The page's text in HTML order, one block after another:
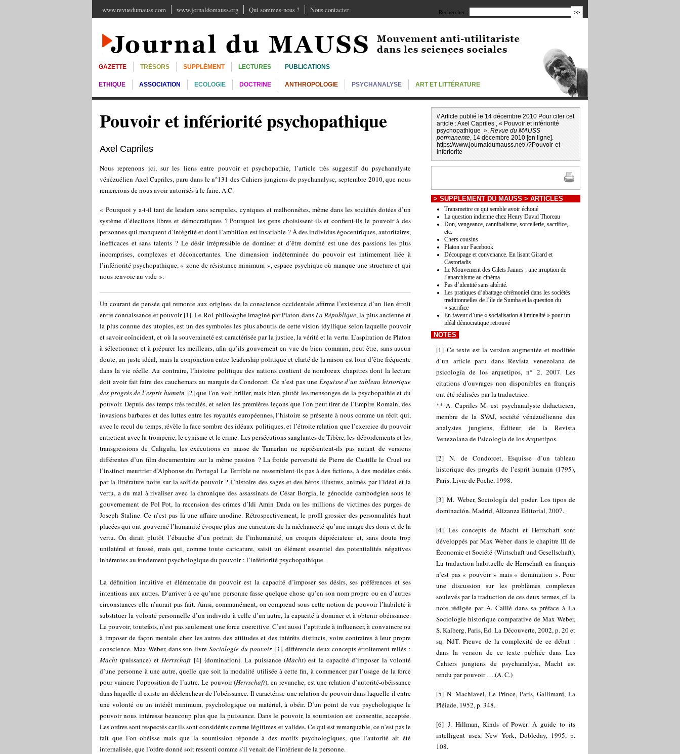
www.revuedumauss.com www.jornaldomauss.org Qui sommes-nous ? Nous contacter Rechercher :
GAZETTE TRÉSORS SUPPLÉMENT LECTURES PUBLICATIONS
ETHIQUE ASSOCIATION ECOLOGIE DOCTRINE ANTHROPOLOGIE PSYCHANALYSE ART ET LITTÉRATURE
Pouvoir et infériorité psychopathique
Axel Capriles
Nous reprenons ici, sur les liens entre pouvoir et psychopathie, l’article très suggestif du psychanalyste
vénézuélien Axel Capriles, paru dans le n°131 des Cahiers jungiens de psychanalyse, septembre 2010, que nous
remercions de nous avoir autorisés à le faire. A.C.
« Pourquoi y a-t-il tant de leaders sans scrupules, cyniques et malhonnêtes, même dans les sociétés dotées d’un
système d’élections libres et démocratiques ? Pourquoi les gens choisissent-ils et confient-ils le pouvoir à des
personnes qui manquent d’intégrité et dont l’ambition est insatiable ? À des individus égocentriques, autoritaires,
inefficaces et sans talents ? Le désir irrépressible de dominer et d’être dominé est une des passions les plus
incomprises, complexes et déconcertantes. Une dimension indéterminée du pouvoir est intimement liée à
l’infériorité psychopathique, « zone de résistance minimum », espace psychique où manque une structure et qui
nous renvoie au vide ».
Un courant de pensée qui remonte aux origines de la conscience occidentale affirme l’existence d’un lien étroit
entre connaissance et pouvoir[1]. Le Roi-philosophe imaginé par Platon dansLa République, la plus ancienne et
la plus connue des utopies, est un des symboles les plus aboutis de cette vision idyllique selon laquelle pouvoir
et savoir coïncident, et où la souveraineté est caractérisée par la justice, la vérité et la vertu. L’aspiration de Platon
à sélectionner et à préparer les meilleurs, afin qu’ils gouvernent en vue du bien commun, peut être, sans aucun
doute, un juste idéal, mais la conjonction entre leadership politique et clarté de la raison est loin d’être fréquente
dans la vie réelle. Au contraire, l’histoire politique des nations contient de nombreux chapitres dont la lecture
doit avoir fait faire des cauchemars au marquis de Condorcet. Ce n’est pas une Esquisse d’un tableau historique
des progrès de l’esprit humain [2]que l’on voit briller, mais bien plutôt les mensonges de la psychopathie et du
pouvoir. Depuis des temps très reculés, et selon les premières leçons que l’on peut tirer de l’Empire Romain, des
invasions barbares et des luttes entre les royautés européennes, l’histoire se présente à nous comme un récit qui,
avec le recul du temps, révèle la face sombre des idéaux politiques, et l’étroite relation que l’exercice du pouvoir
entretient avec la tromperie, le cynisme et le crime. Les persécutions sanglantes de Tibère, les débordements et les
transgressions de Caligula, les exécutions en masse de Tamerlan ne représentent-ils pas autant de versions
différentes d’un film documentaire sur la même passion ? La froide perversité de Pierre de Castille le Cruel ou
l’instinct meurtrier d’Alphonse du Portugal Le Terrible ne ressemblent-ils pas à des fictions, à des modèles créés
par la littérature noire sur la soif de pouvoir ? L’histoire des sages et des héros illustres, animés par l’idéal et la
vertu, a du mal à rivaliser avec la chronique des assassinats de César Borgia, le génocide cambodgien sous le
gouvernement de Pol Pot, la recension des crimes d’Idi Amin Dada ou les millions de victimes des purges de
Joseph Staline. Ce n’est pas là une affaire anodine. Rétrospectivement, le profil grossier des personnalités haut
placées qui ont gouverné l’humanité évoque plus une caricature de la méchanceté qu’une image des dons et de la
vertu. On dirait plutôt l’ébauche d’un portrait de l’inhumanité, un croquis dépréciateur et, sans doute trop
unilatéral et faussé, mais qui, comme toute caricature, saisit un élément essentiel des potentialités négatives
inhérentes au fondement psychologique du pouvoir : l’infériorité psychopathique.
La définition intuitive et élémentaire du pouvoir est la capacité d’imposer ses désirs, ses préférences et ses
intentions aux autres. D’arriver à ce qu’une personne fasse quelque chose qu’en son nom propre ou en d’autres
circonstances elle n’aurait pas fait. Ainsi, communément, on comprend sous cette notion de pouvoir l’habileté à
substituer la volonté personnelle d’un individu à celle d’un autre, la capacité à dominer et à obtenir obéissance.
Le pouvoir, toutefois, n’est pas seulement une force coercitive. C’est aussi l’aptitude à influencer, à convaincre ou
à imposer de façon mentale chez les autres des attitudes et des intérêts distincts, voire contraires à leur propre
conscience. Max Weber, dans son livreSociologie du pouvoir[3], différencie deux concepts étroitement reliés :
Macht (puissance) etHerrschaft [4] (domination). La puissance (Macht) est la capacité d’imposer la volonté
d’une personne à une autre, quelle que soit la modalité utilisée à cette fin, à commencer par l’usage de la force
pour vaincre l’opposition de l’autre. Le pouvoir (Herrschaft), en revanche, est une relation d’autorité-obéissance
dans laquelle il existe un déclencheur de l’obéissance. Il caractérise une relation de pouvoir dans laquelle il entre
une volonté ou un intérêt minimum, psychologique ou matériel, à obéir. D’un point de vue psychologique le
pouvoir nous intéresse beaucoup plus que la puissance. Dans le pouvoir, la soumission est consentie, acceptée.
Les ordres sont respectés car ils sont considérés comme légitimes et valides. Ce qui est remarquable, ce n’est pas le
fait que l’on obéisse mais que la soumission réponde à des motifs psychologiques, que l’autorité ait été
internalisée, que l’ordre donné soit ressenti comme s’il venait de l’intérieur de la personne.
// Article publié le 14 décembre 2010 Pour citer cet
article :Axel Capriles , « Pouvoir et infériorité
psychopathique », Revue du MAUSS
permanente, 14 décembre 2010 [en ligne].
https://www.journaldumauss.net/./?Pouvoir-et-
inferiorite
> SUPPLÉMENT DU MAUSS > ARTICLES
Transmettre ce qui semble avoir échoué
La question indienne chez Henry David Thoreau
Don, vengeance, cannibalisme, sorcellerie, sacrifice,
etc.
Chers cousins
Platon sur Facebook
Découpage et convenance. En lisant Girard et
Castoriadis
Le Mouvement des Gilets Jaunes : une irruption de
l’anarchisme au cinéma
Pas d’identité sans altérité.
Les pratiques d’abattage cérémoniel dans les sociétés
traditionnelles de l’île de Sumba et la question du
« sacrifice
En faveur d’une « socialisation à liminalité » pour un
idéal démocratique retrouvé
NOTES
[1] Ce texte est la version augmentée et modifiée
d’un article paru dans Revista venezolana de
psicología de los arquetipos, n° 2, 2007. Les
citations d’ouvrages non disponibles en français
ont été réalisées par la traductrice.
** A. Capriles M. est psychanalyste didacticien,
membre de la SVAJ, société vénézuélienne des
analystes jungiens, Éditeur de la Revista
Venezolana de Psicología de los Arquetipos.
[2]N. de Condorcet, Esquisse d’un tableau
historique des progrès de l’esprit humain (1795),
Paris, Livre de Poche, 1998.
[3] M. Weber, Sociología del poder. Los tipos de
dominación. Madrid, Alizanza Editorial, 2007.
[4] Les concepts de Macht et Herrschaft sont
développés par Max Weber dans le chapitre III de
Économie et Société (Wirtschaft und Gesellschaft).
La traduction habituelle de Herrschaft en français
n’est pas « pouvoir » mais « domination ». Pour
une discussion sur les problèmes complexes
soulevés par la traduction de ces deux termes, cf. la
note rédigée par A. Caillé dans sa préface à La
Sociologie historique comparative de Max Weber,
S. Kalberg, Paris, Éd. La Découverte, 2002, p. 20 et
sq. NdT. Preuve de la complexité de ce débat :
dans la version de ce texte publiée dans Les
Cahiers jungiens de psychanalyse, Macht est
rendu par pouvoir ….(A. C.)
[5] N. Machiavel, Le Prince, Paris, Gallimard, La
Pléiade, 1952, p. 348.
[6] J. Hillman, Kinds of Power. A guide to its
intelligent uses, New York, Dobleday, 1995, p.
108.